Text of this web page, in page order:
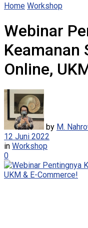
Home Workshop
Webinar
Keamanan
Online,
by M.
12 Juni 2022
in Workshop
0